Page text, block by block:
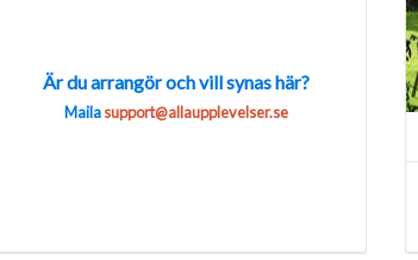
Är du arrangör och vill synas här?
Mailasupport@allaupplevelser.se